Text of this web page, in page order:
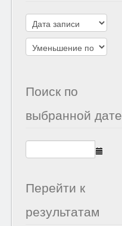
Поиск по
выбранной дате
Перейти к
результатам